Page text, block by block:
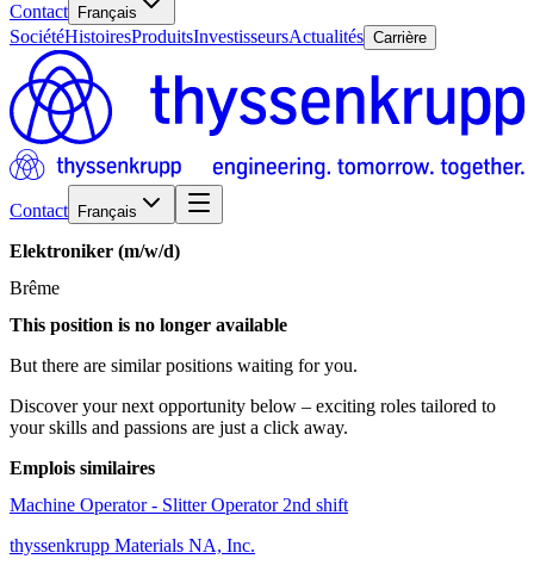
Contact Français
SociétéHistoiresProduitsInvestisseursActualités Carrière
Contact Français
Elektroniker (m/w/d)
Brême
This position is no longer available
But there are similar positions waiting for you.
Discover your next opportunity below – exciting roles tailored to
your skills and passions are just a click away.
Emplois similaires
Machine Operator - Slitter Operator 2nd shift
thyssenkrupp Materials NA, Inc.